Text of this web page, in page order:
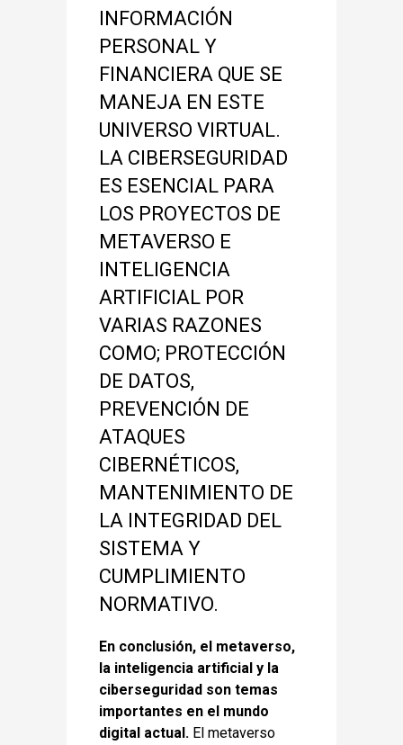
INFORMACIÓN
PERSONAL Y
FINANCIERA QUE SE
MANEJA EN ESTE
UNIVERSO VIRTUAL.
LA CIBERSEGURIDAD
ES ESENCIAL PARA
LOS PROYECTOS DE
METAVERSO E
INTELIGENCIA
ARTIFICIAL POR
VARIAS RAZONES
COMO; PROTECCIÓN
DE DATOS,
PREVENCIÓN DE
ATAQUES
CIBERNÉTICOS,
MANTENIMIENTO DE
LA INTEGRIDAD DEL
SISTEMA Y
CUMPLIMIENTO
NORMATIVO.
En conclusión, el metaverso,
la inteligencia artificial y la
ciberseguridad son temas
importantes en el mundo
digital actual. El metaverso